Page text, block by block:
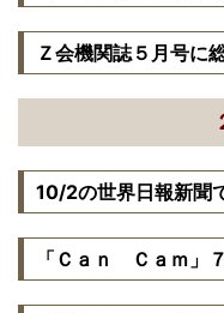
Ｚ会機関誌５月号に
10/2の世界日報新聞
「Ｃａｎ Ｃａｍ」